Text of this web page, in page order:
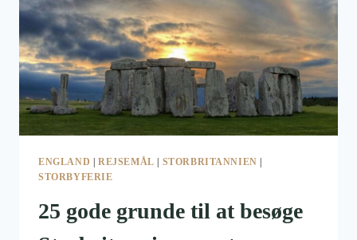
ENGLAND REJSEMÅL STORBRITANNIEN
STORBYFERIE
25 gode grunde til at besøge